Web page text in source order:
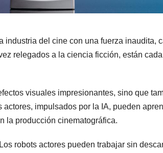
industria del cine con una fuerza inaudita,
relegados a la ciencia ficción, están
visuales impresionantes, sino que
impulsados por la IA, pueden
la producción cinematográfica.
robots actores pueden trabajar sin